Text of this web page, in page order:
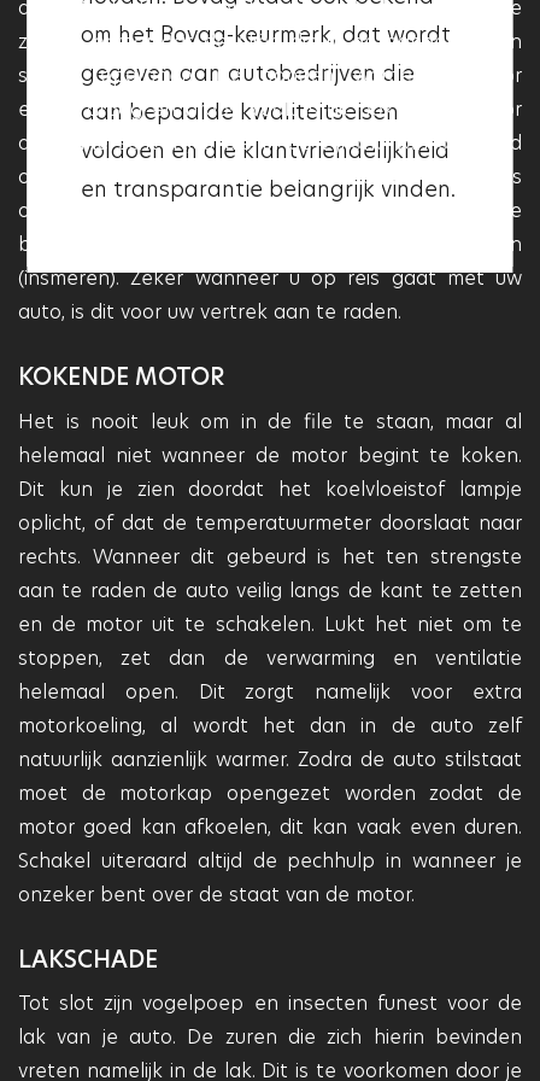
aan UV-straling in combinatie met de droge hitte
zorgen ervoor dat de oliën die in de banden zitten
sneller opdrogen. De banden worden hierdoor
enorm droog en broos, vaak is dit ook te zien door
de kleine scheurtjes die in de zijkant van de band
ontstaan. Wordt dit niet direct verholpen is de kans
op een klapband groot. Laat daarom op tijd je
banden controleren en eventueel behandelen
(insmeren). Zeker wanneer u op reis gaat met uw
auto, is dit voor uw vertrek aan te raden.
KOKENDE MOTOR
Het is nooit leuk om in de file te staan, maar al
helemaal niet wanneer de motor begint te koken.
Dit kun je zien doordat het koelvloeistof lampje
oplicht, of dat de temperatuurmeter doorslaat naar
rechts. Wanneer dit gebeurd is het ten strengste
aan te raden de auto veilig langs de kant te zetten
en de motor uit te schakelen. Lukt het niet om te
stoppen, zet dan de verwarming en ventilatie
helemaal open. Dit zorgt namelijk voor extra
motorkoeling, al wordt het dan in de auto zelf
natuurlijk aanzienlijk warmer. Zodra de auto stilstaat
moet de motorkap opengezet worden zodat de
motor goed kan afkoelen, dit kan vaak even duren.
Schakel uiteraard altijd de pechhulp in wanneer je
onzeker bent over de staat van de motor.
LAKSCHADE
Tot slot zijn vogelpoep en insecten funest voor de
lak van je auto. De zuren die zich hierin bevinden
vreten namelijk in de lak. Dit is te voorkomen door je
garage het Vakgarage logo heeft,
betekent dit dat deze aan deze
kwaliteitseisen voldoet en dat
deze garage betrouwbaar en
professioneel is.
om het Bovag-keurmerk, dat wordt
gegeven aan autobedrijven die
aan bepaalde kwaliteitseisen
voldoen en die klantvriendelijkheid
en transparantie belangrijk vinden.